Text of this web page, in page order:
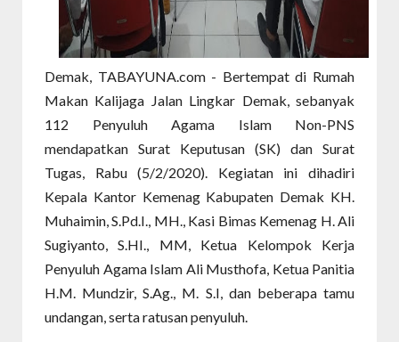
Demak, TABAYUNA.com - Bertempat di Rumah
Makan Kalijaga Jalan Lingkar Demak, sebanyak
112 Penyuluh Agama Islam Non-PNS
mendapatkan Surat Keputusan (SK) dan Surat
Tugas, Rabu (5/2/2020). Kegiatan ini dihadiri
Kepala Kantor Kemenag Kabupaten Demak KH.
Muhaimin, S.Pd.I., MH., Kasi Bimas Kemenag H. Ali
Sugiyanto, S.HI., MM, Ketua Kelompok Kerja
Penyuluh Agama Islam Ali Musthofa, Ketua Panitia
H.M. Mundzir, S.Ag., M. S.I, dan beberapa tamu
undangan, serta ratusan penyuluh.